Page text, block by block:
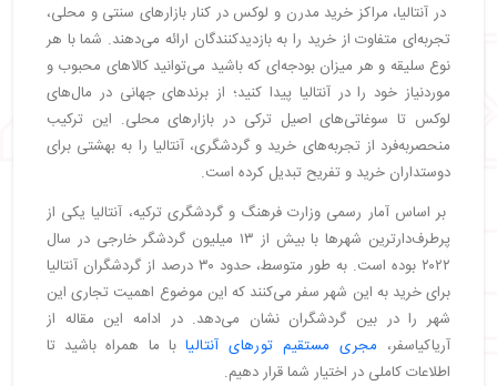
・مراکز خرید خاص آنتالیا
・ لند آف لجندز (Land of Legends)
・آکاپارک (Akkapark)
・بهترین مراکز خرید کمر آنتالیا
・ مرکز خرید کمر آنتالیا
・ مرکز خرید میگروس (Migros Shopping Center)
نکات مفید برای خرید در آنتالیا
・راهنمایی برای انتخاب بهترین مراکز خرید آنتالیا
・بهترین زمان خرید از آنتالیا
・ چگونه از فرصت‌های خرید در آنتالیا استفاده کنیم؟
در آنتالیا، مراکز خرید مدرن و لوکس در کنار بازارهای سنتی و محلی،
تجربه‌ای متفاوت از خرید را به بازدیدکنندگان ارائه می‌دهند. شما با هر
نوع سلیقه و هر میزان بودجه‌ای که باشید می‌توانید کالاهای محبوب و
موردنیاز خود را در آنتالیا پیدا کنید؛ از برندهای جهانی در مال‌های
لوکس تا سوغاتی‌های اصیل ترکی در بازارهای محلی. این ترکیب
منحصربه‌فرد از تجربه‌های خرید و گردشگری، آنتالیا را به بهشتی برای
دوستداران خرید و تفریح تبدیل کرده است.
بر اساس آمار رسمی وزارت فرهنگ و گردشگری ترکیه، آنتالیا یکی از
پرطرف‌دارترین شهرها با بیش از ۱۳ میلیون گردشگر خارجی در سال
۲۰۲۲ بوده است. به طور متوسط، حدود ۳۰ درصد از گردشگران آنتالیا
برای خرید به این شهر سفر می‌کنند که این موضوع اهمیت تجاری این
شهر را در بین گردشگران نشان می‌دهد. در ادامه این مقاله از
آریاکیاسفر، مجری مستقیم تورهای آنتالیا با ما همراه باشید تا
اطلاعات کاملی در اختیار شما قرار دهیم.